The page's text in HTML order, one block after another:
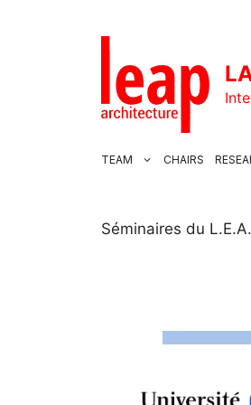
TEAM CHAIRS
Séminaires du